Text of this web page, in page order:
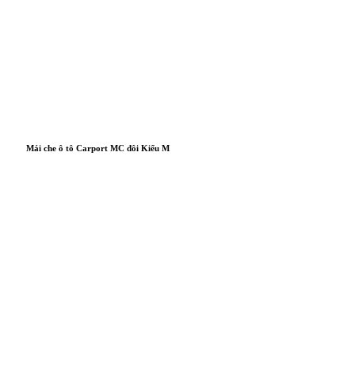
Mái che ô tô Carport MC đôi Kiểu M